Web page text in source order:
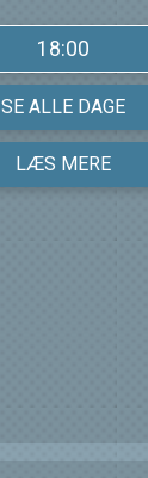
18:00
SE ALLE DAGE
LÆS MERE